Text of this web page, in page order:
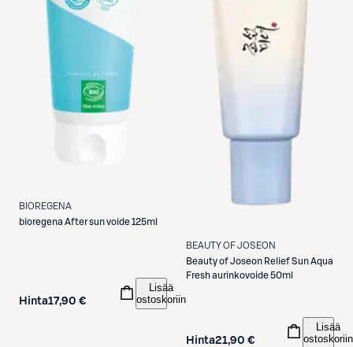
BIOREGENA
bioregena After sun voide 125ml
Hinta17,90 €
Lisää
ostoskoriin
BEAUTY OF JOSEON
Beauty of Joseon Relief Sun Aqua
Fresh aurinkovoide 50ml
Hinta21,90 €
Lisää
ostoskoriin